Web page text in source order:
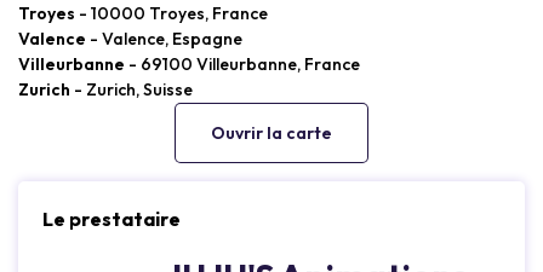
Troyes - 10000 Troyes, France
Valence - Valence, Espagne
Villeurbanne - 69100 Villeurbanne, France
Zurich - Zurich, Suisse
Ouvrir la carte
Le prestataire